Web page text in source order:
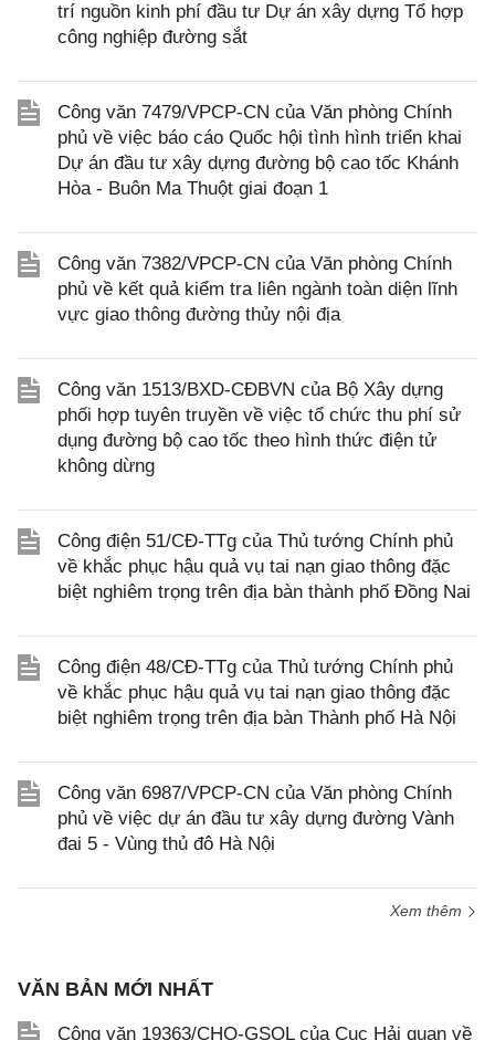
trí nguồn kinh phí đầu tư Dự án xây dựng Tổ hợp
công nghiệp đường sắt
Công văn 7479/VPCP-CN của Văn phòng Chính
phủ về việc báo cáo Quốc hội tình hình triển khai
Dự án đầu tư xây dựng đường bộ cao tốc Khánh
Hòa - Buôn Ma Thuột giai đoạn 1
Công văn 7382/VPCP-CN của Văn phòng Chính
phủ về kết quả kiểm tra liên ngành toàn diện lĩnh
vực giao thông đường thủy nội địa
Công văn 1513/BXD-CĐBVN của Bộ Xây dựng
phối hợp tuyên truyền về việc tổ chức thu phí sử
dụng đường bộ cao tốc theo hình thức điện tử
không dừng
Công điện 51/CĐ-TTg của Thủ tướng Chính phủ
về khắc phục hậu quả vụ tai nạn giao thông đặc
biệt nghiêm trọng trên địa bàn thành phố Đồng Nai
Công điện 48/CĐ-TTg của Thủ tướng Chính phủ
về khắc phục hậu quả vụ tai nạn giao thông đặc
biệt nghiêm trọng trên địa bàn Thành phố Hà Nội
Công văn 6987/VPCP-CN của Văn phòng Chính
phủ về việc dự án đầu tư xây dựng đường Vành
đai 5 - Vùng thủ đô Hà Nội
Xem thêm
VĂN BẢN MỚI NHẤT
Công văn 19363/CHQ-GSQL của Cục Hải quan về